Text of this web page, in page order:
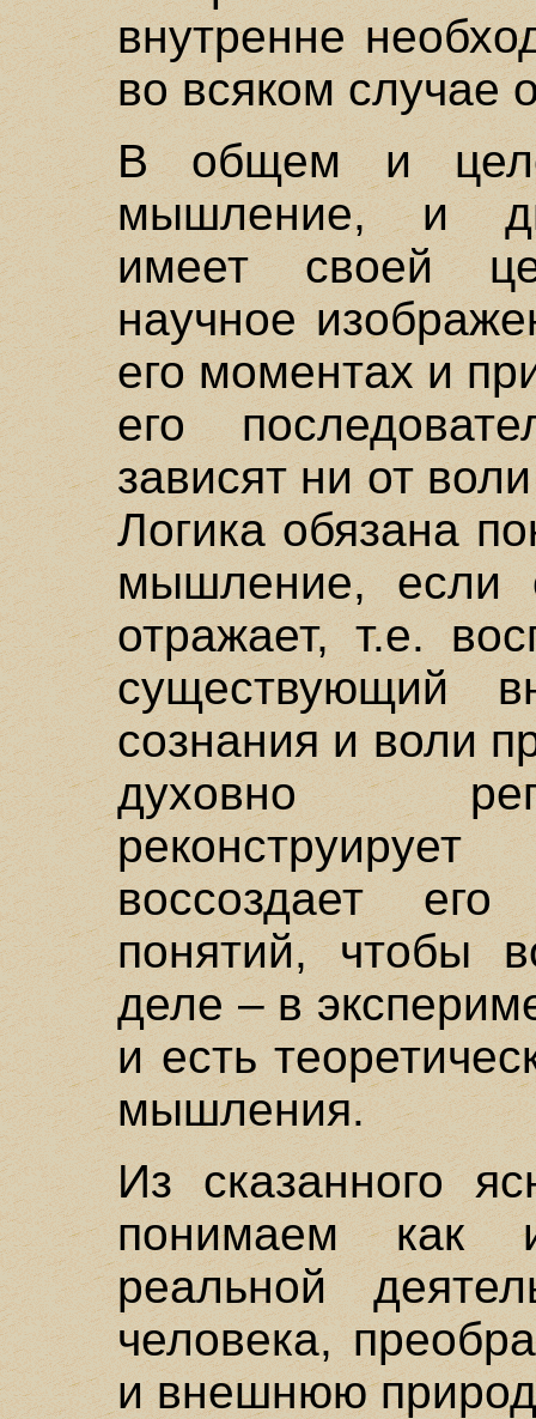
внутренне
во всяком случае
В общем и
мышление, и
имеет своей
научное
его моментах и
его
зависят ни от
Логика обязана
мышление, если
отражает, т.е.
существующий
сознания и воли
духовно
воссоздает
понятий, чтобы
деле – в
и есть
мышления.
Из сказанного
понимаем как
реальной
человека,
и внешнюю